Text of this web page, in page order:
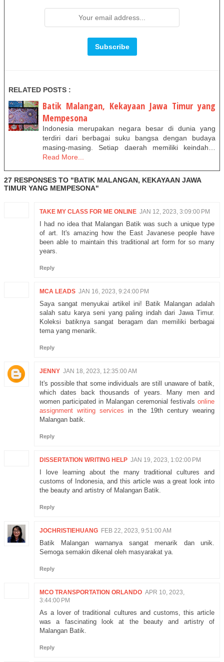
RELATED POSTS :
Batik Malangan, Kekayaan Jawa Timur yang
Mempesona
Indonesia merupakan negara besar di dunia yang
terdiri dari berbagai suku bangsa dengan budaya
masing-masing. Setiap daerah memiliki keindah…
Read More...
27 RESPONSES TO "BATIK MALANGAN, KEKAYAAN JAWA
TIMUR YANG MEMPESONA"
TAKE MY CLASS FOR ME ONLINE JAN 12, 2023, 3:09:00 PM
I had no idea that Malangan Batik was such a unique type
of art. It's amazing how the East Javanese people have
been able to maintain this traditional art form for so many
years.
Reply
MCA LEADS JAN 16, 2023, 9:24:00 PM
Saya sangat menyukai artikel ini! Batik Malangan adalah
salah satu karya seni yang paling indah dari Jawa Timur.
Koleksi batiknya sangat beragam dan memiliki berbagai
tema yang menarik.
Reply
JENNY JAN 18, 2023, 12:35:00 AM
It's possible that some individuals are still unaware of batik,
which dates back thousands of years. Many men and
women participated in Malangan ceremonial festivals online
assignment writing services in the 19th century wearing
Malangan batik.
Reply
DISSERTATION WRITING HELP JAN 19, 2023, 1:02:00 PM
I love learning about the many traditional cultures and
customs of Indonesia, and this article was a great look into
the beauty and artistry of Malangan Batik.
Reply
JOCHRISTIEHUANG FEB 22, 2023, 9:51:00 AM
Batik Malangan warnanya sangat menarik dan unik.
Semoga semakin dikenal oleh masyarakat ya.
Reply
MCO TRANSPORTATION ORLANDO APR 10, 2023,
3:44:00 PM
As a lover of traditional cultures and customs, this article
was a fascinating look at the beauty and artistry of
Malangan Batik.
Reply